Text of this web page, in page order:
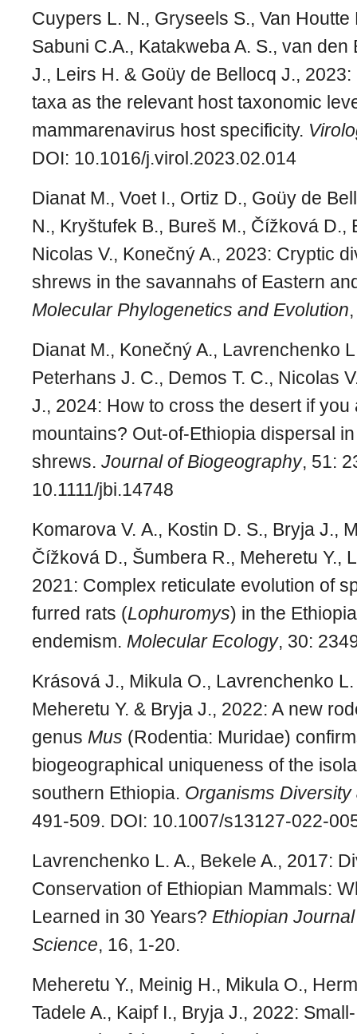
Cuypers L. N., Gryseels S., Van Houtte
Sabuni C.A., Katakweba A. S., van den
J., Leirs H. & Goüy de Bellocq J.,
taxa as the relevant host taxonomic
mammarenavirus host specificity.
DOI: 10.1016/j.virol.2023.02.014
Dianat M., Voet I., Ortiz D., Goüy de
N., Kryštufek B., Bureš M., Čížková D.,
Nicolas V., Konečný A., 2023: Cryptic
shrews in the savannahs of Eastern
Molecular Phylogenetics and Evolution
Dianat M., Konečný A., Lavrenchenko
Peterhans J. C., Demos T. C., Nicolas
J., 2024: How to cross the desert if
mountains? Out-of-Ethiopia dispersal
shrews. Journal of Biogeography, 51:
10.1111/jbi.14748
Komarova V. A., Kostin D. S., Bryja J.,
Čížková D., Šumbera R., Meheretu Y.,
2021: Complex reticulate evolution of
furred rats (Lophuromys) in the
endemism. Molecular Ecology, 30:
Krásová J., Mikula O., Lavrenchenko
Meheretu Y. & Bryja J., 2022: A new
genus Mus (Rodentia: Muridae)
biogeographical uniqueness of the
southern Ethiopia. Organisms Diversity
491-509. DOI: 10.1007/s13127-022-
Lavrenchenko L. A., Bekele A., 2017:
Conservation of Ethiopian Mammals:
Learned in 30 Years? Ethiopian
Science, 16, 1-20.
Meheretu Y., Meinig H., Mikula O.,
Tadele A., Kaipf I., Bryja J., 2022: